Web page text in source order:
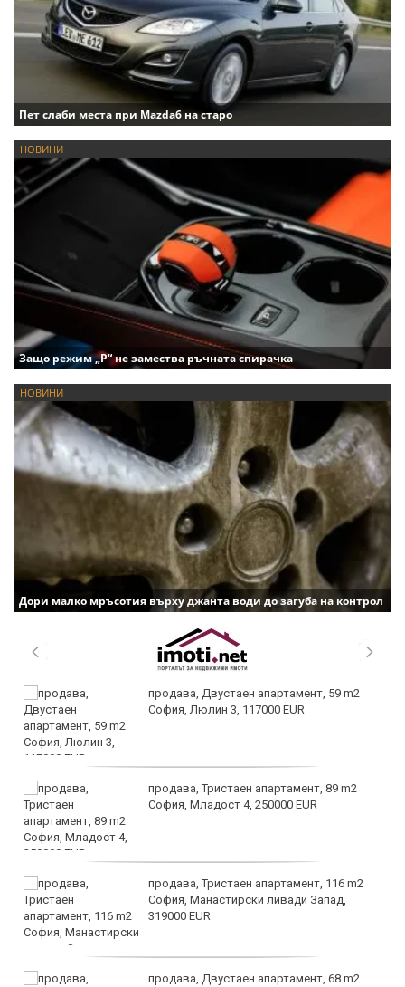
Пет слаби места при Mazda6 на старо
НОВИНИ
Защо режим „P“ не замества ръчната спирачка
НОВИНИ
Дори малко мръсотия върху джанта води до загуба на контрол
продава, Двустаен апартамент, 59 m2
София, Люлин 3, 117000 EUR
продава, Тристаен апартамент, 89 m2
София, Младост 4, 250000 EUR
продава, Тристаен апартамент, 116 m2
София, Манастирски ливади Запад,
319000 EUR
продава, Двустаен апартамент, 68 m2